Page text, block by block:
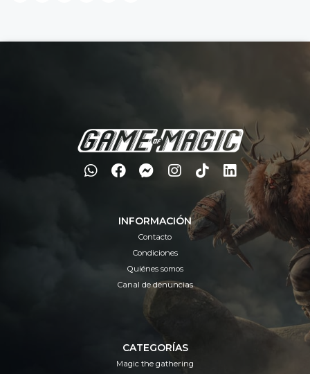
INFORMACIÓN
Contacto
Condiciones
Quiénes somos
Canal de denuncias
CATEGORÍAS
Magic the gathering